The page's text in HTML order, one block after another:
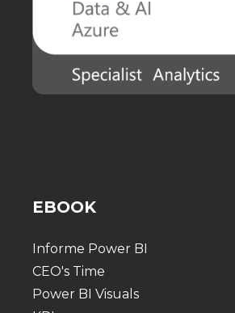
EBOOK
Informe Power BI
CEO's Time
Power BI Visuals